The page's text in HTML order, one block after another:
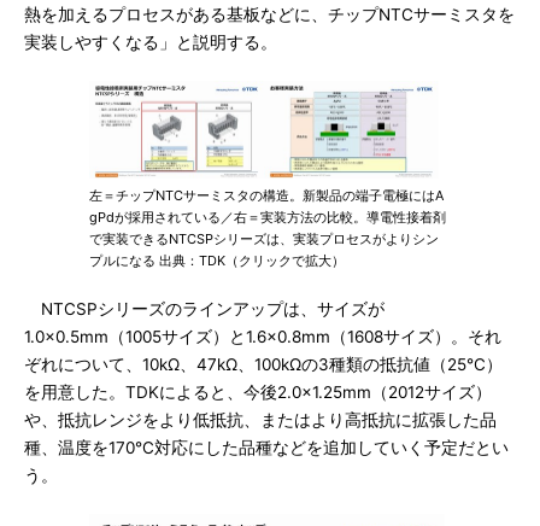
熱を加えるプロセスがある基板などに、チップNTCサーミスタを
実装しやすくなる」と説明する。
左＝チップNTCサーミスタの構造。新製品の端子電極にはA
gPdが採用されている／右＝実装方法の比較。導電性接着剤
で実装できるNTCSPシリーズは、実装プロセスがよりシン
プルになる 出典：TDK（クリックで拡大）
NTCSPシリーズのラインアップは、サイズが
1.0×0.5mm（1005サイズ）と1.6×0.8mm（1608サイズ）。それ
ぞれについて、10kΩ、47kΩ、100kΩの3種類の抵抗値（25℃）
を用意した。TDKによると、今後2.0×1.25mm（2012サイズ）
や、抵抗レンジをより低抵抗、またはより高抵抗に拡張した品
種、温度を170℃対応にした品種などを追加していく予定だとい
う。